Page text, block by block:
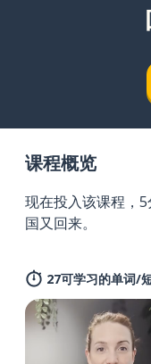
课程概览
现在投入该课程，
国又回来。
27可学习的单词/